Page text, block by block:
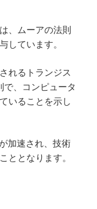
、ムーアの法則
しています。
れるトランジス
で、コンピュータ
いることを示し
加速され、技術
ととなります。